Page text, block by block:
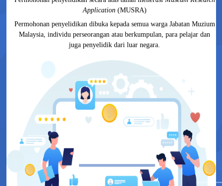
Application(MUSRA)
Permohonan penyelidikan dibuka kepada semua warga Jabatan Muzium
Malaysia, individu perseorangan atau berkumpulan, para pelajar dan
juga penyelidik dari luar negara.